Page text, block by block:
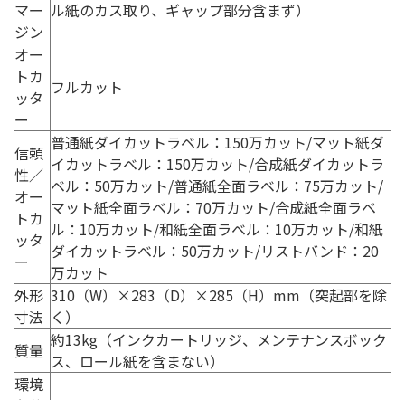
マー
ジン
ル紙のカス取り、ギャップ部分含まず）
オー
トカ
ッタ
ー
フルカット
信頼
性／
オー
トカ
ッタ
ー
普通紙ダイカットラベル：150万カット/マット紙ダ
イカットラベル：150万カット/合成紙ダイカットラ
ベル：50万カット/普通紙全面ラベル：75万カット/
マット紙全面ラベル：70万カット/合成紙全面ラベ
ル：10万カット/和紙全面ラベル：10万カット/和紙
ダイカットラベル：50万カット/リストバンド：20
万カット
外形
寸法
310（W）×283（D）×285（H）mm（突起部を除
く）
質量 約13kg（インクカートリッジ、メンテナンスボック
ス、ロール紙を含まない）
環境